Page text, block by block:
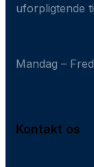
uforpligtende
Mandag –
Kontakt os